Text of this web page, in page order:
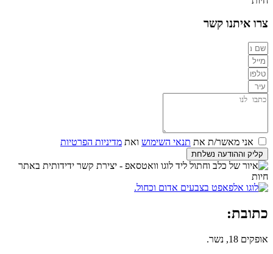
צרו איתנו קשר
אני מאשר/ת את תנאי השימוש ואת מדיניות הפרטיות
קליק וההודעה נשלחת
כתובת:
אופקים 18, נשר.